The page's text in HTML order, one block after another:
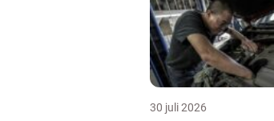
30 juli 2026